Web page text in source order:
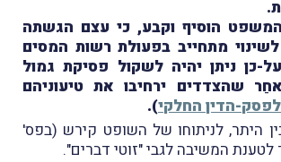
הוסיף וקבע, כי עצם הגשתה
מתחייב בפעולת רשות המסים
כן ניתן יהיה לשקול פסיקת גמול
שהצדדים ירחיבו את טיעוניהם
הדין החלקי).
היתר, לניתוחו של השופט קירש (בפס'